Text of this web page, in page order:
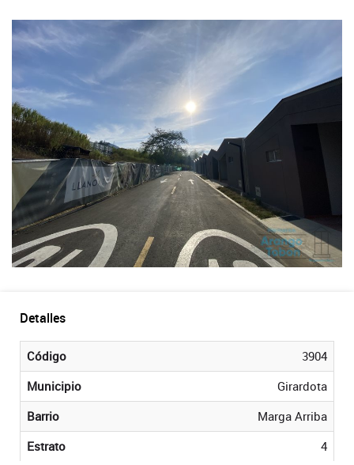
Detalles
Código
3904
Municipio
Girardota
Barrio
Marga Arriba
Estrato
4